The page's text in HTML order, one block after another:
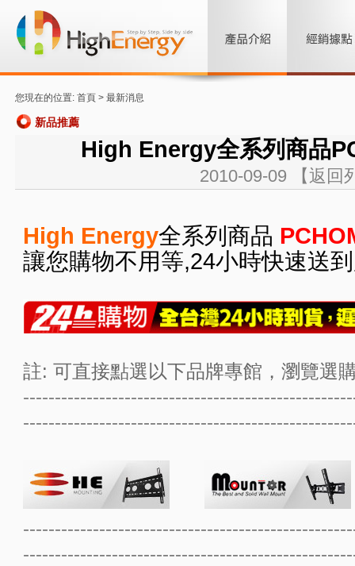
您現在的位置: 首頁 > 最新消息
新品推薦
High Energy全系列商品
2010-09-09 【返回
High Energy全系列商品
讓您購物不用等,24小時快速送
註: 可直接點選以下品牌專館，瀏覽選